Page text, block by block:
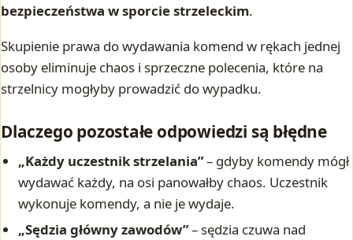
bezpieczeństwa w sporcie strzeleckim.
Skupienie prawa do wydawania komend w rękach jednej
osoby eliminuje chaos i sprzeczne polecenia, które na
strzelnicy mogłyby prowadzić do wypadku.
Dlaczego pozostałe odpowiedzi są błędne
„Każdy uczestnik strzelania”– gdyby komendy mógł
wydawać każdy, na osi panowałby chaos. Uczestnik
wykonuje komendy, a nie je wydaje.
„Sędzia główny zawodów”– sędzia czuwa nad